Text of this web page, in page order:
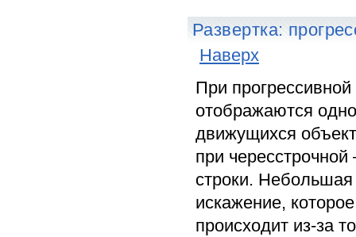
Развертка:
Наверх
При
отображаются
движущихся
при
строки.
искажение,
происходит из-за